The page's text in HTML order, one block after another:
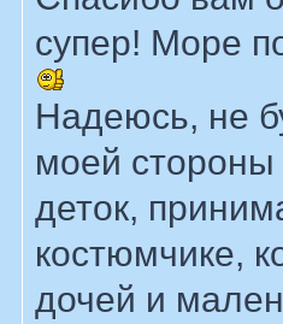
супер! Море
Надеюсь, не
моей
деток,
костюмчике,
дочей и